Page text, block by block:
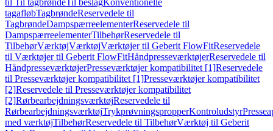
til Til tagbrøndeTil beslagKonventionelle
tagafløbTagbrøndeReservedele til
TagbrøndeDampspærreelementerReservedele til
DampspærreelementerTilbehørReservedele til
TilbehørVærktøjVærktøjVærktøjer til Geberit FlowFitReservedele
til Værktøjer til Geberit FlowFitHåndpresseværktøjerReservedele til
HåndpresseværktøjerPresseværktøjer kompatibilitet [1]Reservedele
til Presseværktøjer kompatibilitet [1]Presseværktøjer kompatibilitet
[2]Reservedele til Presseværktøjer kompatibilitet
[2]RørbearbejdningsværktøjReservedele til
RørbearbejdningsværktøjTrykprøvningspropperKontroludstyr
med værktøjTilbehørReservedele til TilbehørVærktøj til Geberit